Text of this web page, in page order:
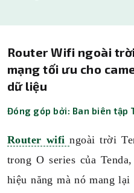
Router Wifi ngoài trời
mạng tối ưu cho
dữ liệu
Đóng góp bởi: Ban biên tập
Router wifingoài trời
trong O series của
hiệu năng mà nó mang lại